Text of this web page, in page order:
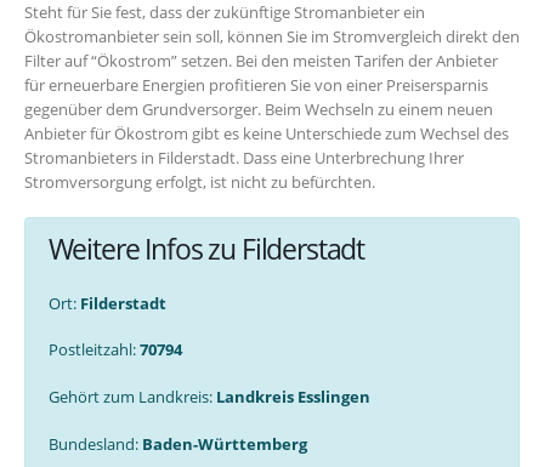
Steht für Sie fest, dass der zukünftige Stromanbieter ein
Ökostromanbieter sein soll, können Sie im Stromvergleich direkt den
Filter auf “Ökostrom” setzen. Bei den meisten Tarifen der Anbieter
für erneuerbare Energien profitieren Sie von einer Preisersparnis
gegenüber dem Grundversorger. Beim Wechseln zu einem neuen
Anbieter für Ökostrom gibt es keine Unterschiede zum Wechsel des
Stromanbieters in Filderstadt. Dass eine Unterbrechung Ihrer
Stromversorgung erfolgt, ist nicht zu befürchten.
Weitere Infos zu Filderstadt
Ort: Filderstadt
Postleitzahl:70794
Gehört zum Landkreis: Landkreis Esslingen
Bundesland: Baden-Württemberg